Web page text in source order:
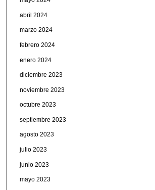
abril 2024
marzo 2024
febrero 2024
enero 2024
diciembre 2023
noviembre 2023
octubre 2023
septiembre 2023
agosto 2023
julio 2023
junio 2023
mayo 2023